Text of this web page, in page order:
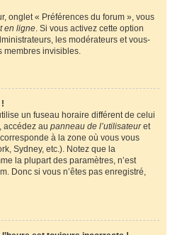
onglet « Préférences du forum », vous
en ligne. Si vous activez cette option
les modérateurs et vous-
membres invisibles.
un fuseau horaire différent de celui
accédez au panneau de l’utilisateuret
à la zone où vous vous
Sydney, etc.). Notez que la
la plupart des paramètres, n’est
Donc si vous n’êtes pas enregistré,